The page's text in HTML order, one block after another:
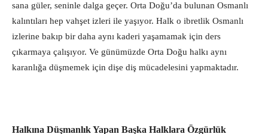
sana güler, seninle dalga geçer. Orta Doğu’da bulunan Osmanlı
kalıntıları hep vahşet izleri ile yaşıyor. Halk o ibretlik Osmanlı
izlerine bakıp bir daha aynı kaderi yaşamamak için ders
çıkarmaya çalışıyor. Ve günümüzde Orta Doğu halkı aynı
karanlığa düşmemek için dişe diş mücadelesini yapmaktadır.
Halkına Düşmanlık Yapan Başka Halklara Özgürlük